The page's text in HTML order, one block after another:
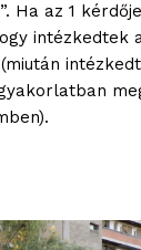
Ha az 1
intézkedtek